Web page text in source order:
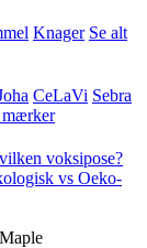
Knager Se alt
CeLaVi Sebra
mærker
voksipose?
vs Oeko-